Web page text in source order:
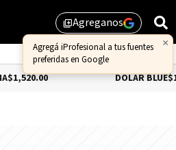
library_addAgreganos
×
Agregá iProfesional a tus fuentes
preferidas en Google
DÓLAR BLUE$1,530.00